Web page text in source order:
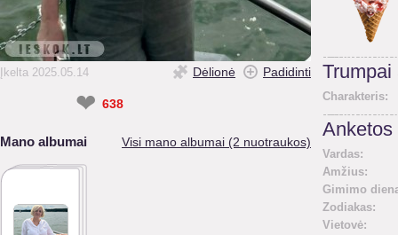
Įkelta 2025.05.14 Dėlionė Padidinti
❤ 638
Mano albumai Visi mano albumai (2 nuotraukos)
Trumpai
Charakteris:
Anketos
Vardas:
Amžius:
Gimimo
Zodiakas:
Vietovė: